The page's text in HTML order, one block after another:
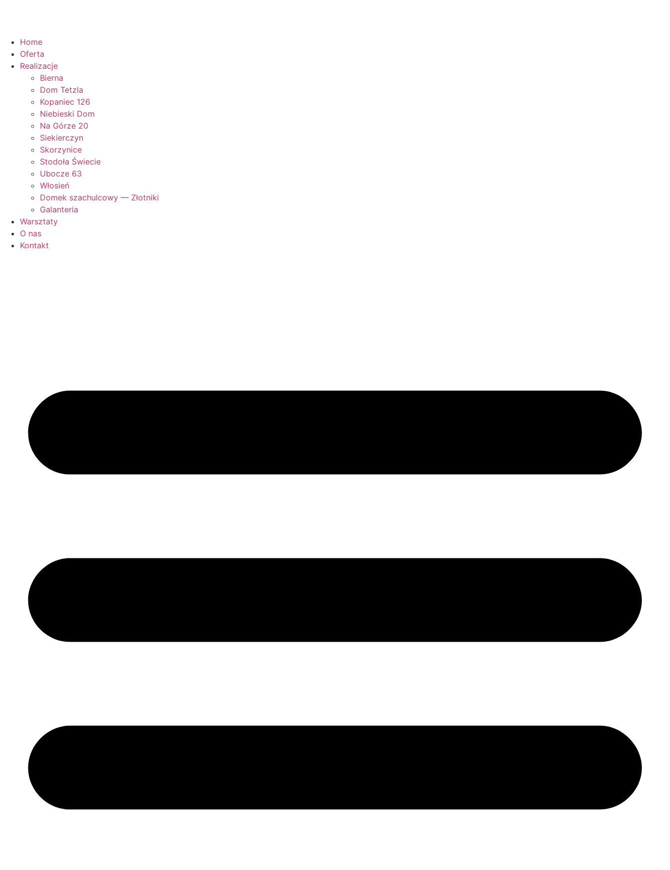
Home
Oferta
Realizacje
Bierna
Dom Tetzla
Kopaniec 126
Niebieski Dom
Na Górze 20
Siekierczyn
Skorzynice
Stodoła Świecie
Ubocze 63
Włosień
Domek szachulcowy — Złotniki
Galanteria
Warsztaty
O nas
Kontakt